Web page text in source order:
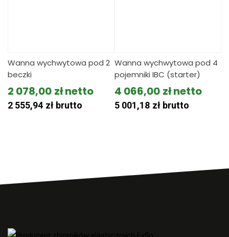
Wanna wychwytowa pod 2
beczki
2 078,00 zł
2 555,94 zł brutto
Wanna wychwytowa pod 4
pojemniki IBC (starter)
4 066,00 zł
5 001,18 zł brutto